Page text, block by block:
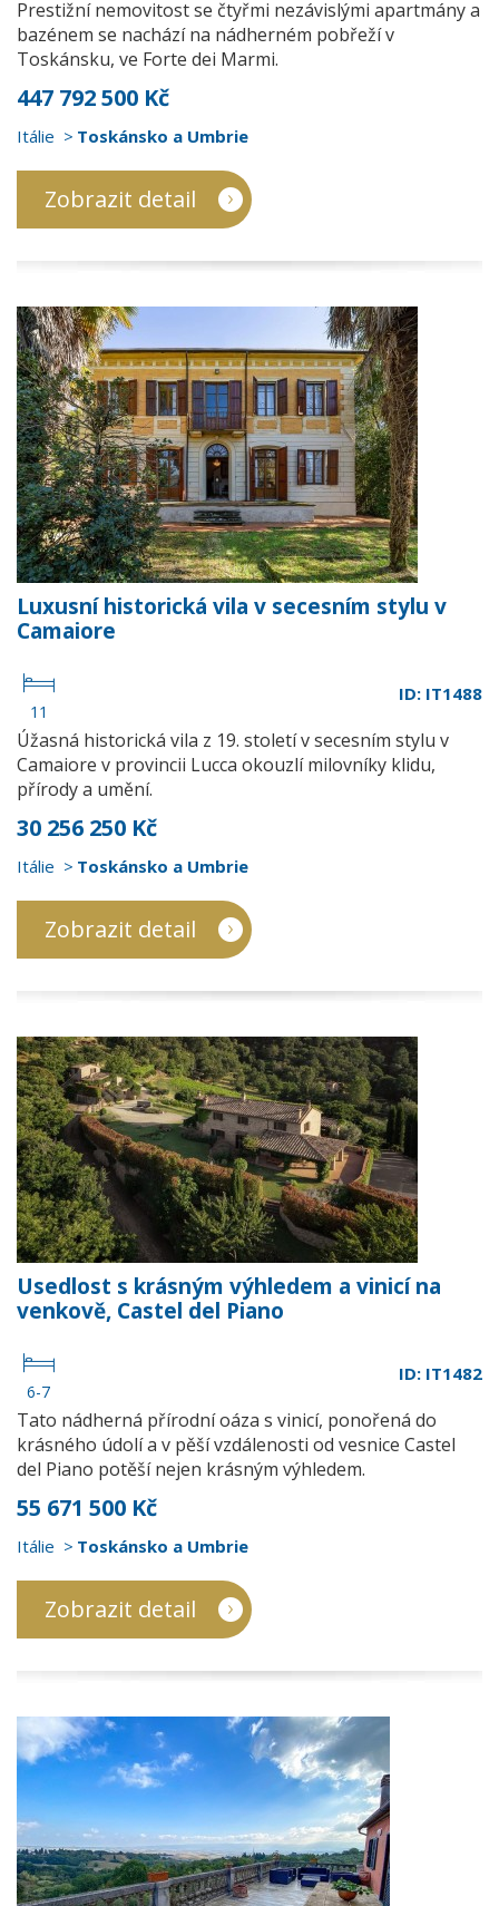
Prestižní nemovitost se čtyřmi nezávislými apartmány a
bazénem se nachází na nádherném pobřeží v
Toskánsku, ve Forte dei Marmi.
447 792 500 Kč
Itálie Toskánsko a Umbrie
Zobrazit detail
Luxusní historická vila v secesním stylu v
Camaiore
11
ID: IT1488
Úžasná historická vila z 19. století v secesním stylu v
Camaiore v provincii Lucca okouzlí milovníky klidu,
přírody a umění.
30 256 250 Kč
Itálie Toskánsko a Umbrie
Zobrazit detail
Usedlost s krásným výhledem a vinicí na
venkově, Castel del Piano
6-7
ID: IT1482
Tato nádherná přírodní oáza s vinicí, ponořená do
krásného údolí a v pěší vzdálenosti od vesnice Castel
del Piano potěší nejen krásným výhledem.
55 671 500 Kč
Itálie Toskánsko a Umbrie
Zobrazit detail